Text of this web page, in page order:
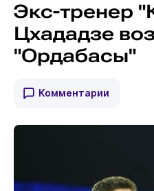
Экс-тренер
Цхададзе
"Ордабасы"
Комментарии